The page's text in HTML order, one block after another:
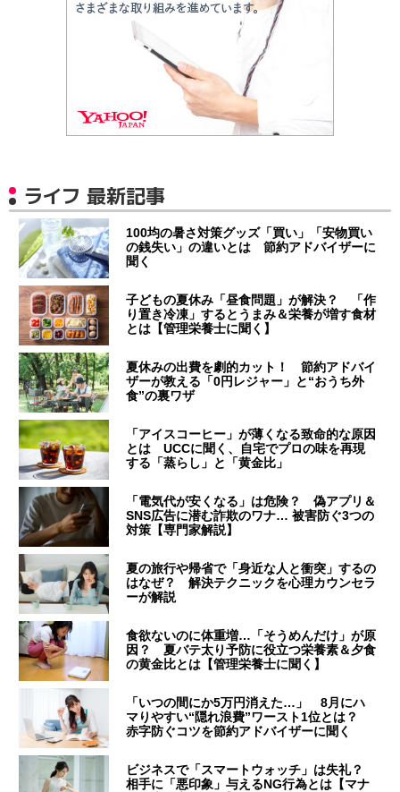
ライフ 最新記事
100均の暑さ対策グッズ「買い」「安物買い
の銭失い」の違いとは 節約アドバイザーに
聞く
子どもの夏休み「昼食問題」が解決？ 「作
り置き冷凍」するとうまみ＆栄養が増す食材
とは【管理栄養士に聞く】
夏休みの出費を劇的カット！ 節約アドバイ
ザーが教える「0円レジャー」と“おうち外
食”の裏ワザ
「アイスコーヒー」が薄くなる致命的な原因
とは UCCに聞く、自宅でプロの味を再現
する「蒸らし」と「黄金比」
「電気代が安くなる」は危険？ 偽アプリ＆
SNS広告に潜む詐欺のワナ… 被害防ぐ3つの
対策【専門家解説】
夏の旅行や帰省で「身近な人と衝突」するの
はなぜ？ 解決テクニックを心理カウンセラ
ーが解説
食欲ないのに体重増…「そうめんだけ」が原
因？ 夏バテ太り予防に役立つ栄養素＆夕食
の黄金比とは【管理栄養士に聞く】
「いつの間にか5万円消えた…」 8月にハ
マりやすい“隠れ浪費”ワースト1位とは？
赤字防ぐコツを節約アドバイザーに聞く
ビジネスで「スマートウォッチ」は失礼？
相手に「悪印象」与えるNG行為とは【マナ